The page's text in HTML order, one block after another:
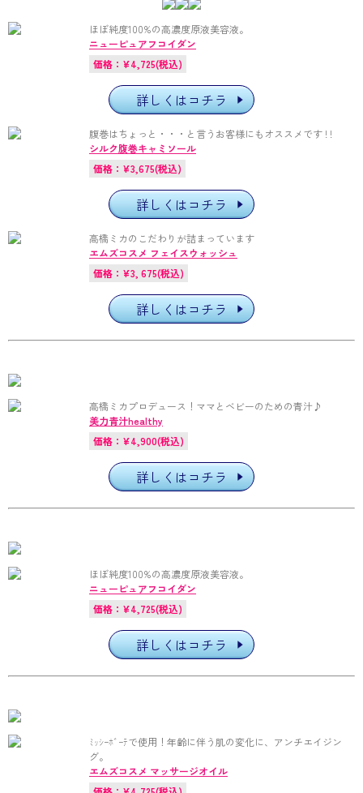
ほぼ純度100%の高濃度原液美容液。
ニューピュアフコイダン
価格：¥4,725(税込)
詳しくはコチラ
腹巻はちょっと・・・と言うお客様にもオススメです ! !
シルク腹巻キャミソール
価格：¥3,675(税込)
詳しくはコチラ
高橋ミカのこだわりが詰まっています
エムズコスメ フェイスウォッシュ
価格：¥3, 675(税込)
詳しくはコチラ
高橋ミカプロデュース！ママとベビーのための青汁♪
美力青汁healthy
価格：¥4,900(税込)
詳しくはコチラ
ほぼ純度100%の高濃度原液美容液。
ニューピュアフコイダン
価格：¥4,725(税込)
詳しくはコチラ
ﾐｯｼｰﾎﾞｰﾃで使用！年齢に伴う肌の変化に、アンチエイジン
グ。
エムズコスメ マッサージオイル